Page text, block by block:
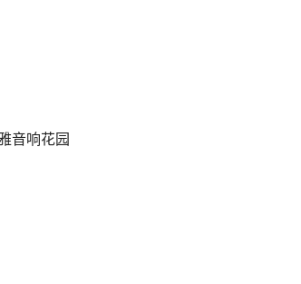
音响花园